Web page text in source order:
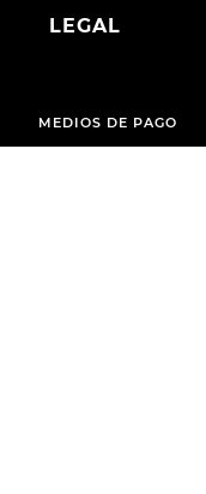
LEGAL
MEDIOS DE PAGO